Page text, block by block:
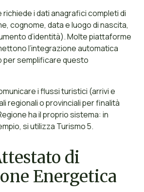
i dati anagrafici completi di
cognome, data e luogo di nascita,
d’identità). Molte piattaforme
l’integrazione automatica
per semplificare questo
i flussi turistici (arrivi e
regionali o provinciali per finalità
ha il proprio sistema: in
si utilizza Turismo 5.
di
Energetica